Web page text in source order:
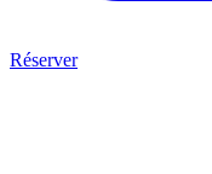
Réserver